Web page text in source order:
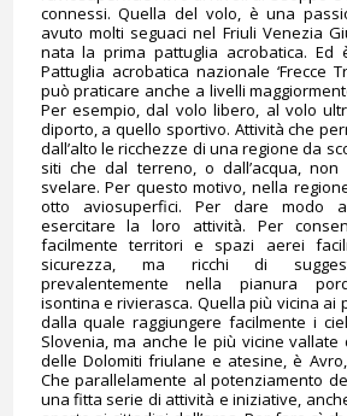
connessi. Quella del volo, è una
avuto molti seguaci nel Friuli Venezia
nata la prima pattuglia acrobatica. Ed
Pattuglia acrobatica nazionale ‘Frecce
può praticare anche a livelli
Per esempio, dal volo libero, al volo
diporto, a quello sportivo. Attività che
dall’alto le ricchezze di una regione da
siti che dal terreno, o dall’acqua,
svelare. Per questo motivo, nella
otto aviosuperfici. Per dare modo
esercitare la loro attività. Per
facilmente territori e spazi aerei
sicurezza, ma ricchi di
prevalentemente nella pianura
isontina e rivierasca. Quella più vicina ai
dalla quale raggiungere facilmente i
Slovenia, ma anche le più vicine vallate
delle Dolomiti friulane e atesine, è
Che parallelamente al potenziamento
una fitta serie di attività e iniziative,